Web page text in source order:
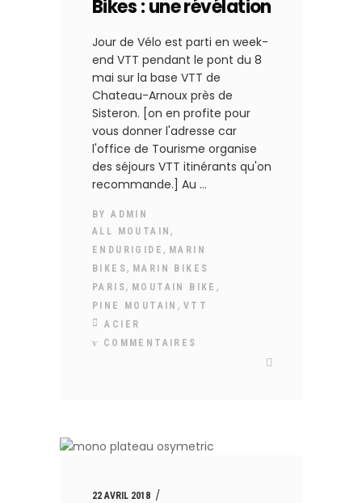
Bikes : une révélation
Jour de Vélo est parti en week-
end VTT pendant le pont du 8
mai sur la base VTT de
Chateau-Arnoux près de
Sisteron. [on en profite pour
vous donner l'adresse car
l'office de Tourisme organise
des séjours VTT itinérants qu'on
recommande.] Au
BYADMIN
ALL MOUTAIN,
ENDURIGIDE , MARIN
BIKES, MARIN BIKES
PARIS, MOUTAIN BIKE ,
PINE MOUTAIN , VTT
ACIER
COMMENTAIRES
22 AVRIL 2018